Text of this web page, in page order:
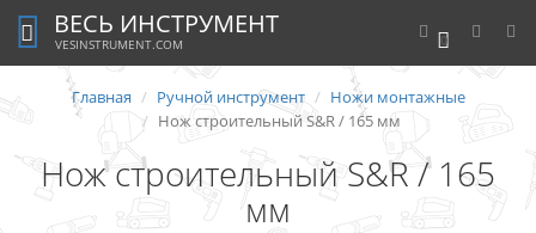
0
ВЕСЬ ИНСТРУМЕНТ
VESINSTRUMENT.COM
Главная Ручной инструмент
Ножи монтажные
Нож строительный S&R / 165 мм
Нож строительный S&R / 165
мм